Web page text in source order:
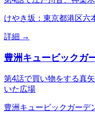
けやき坂：東京都港区六
詳細 →
豊洲キュービックガ
第4話で買い物をする真
いた広場
豊洲キュービックガーデ